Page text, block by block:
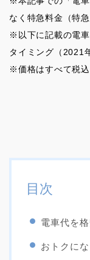
なく特急料金（特
※以下に記載の電
タイミング（2021
※価格はすべて税込
目次
電車代を
おトクに